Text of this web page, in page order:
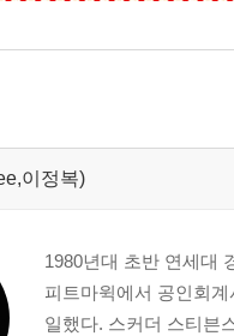
이정복)
1980년대 초반 연세대
피트마윅에서 공인회
일했다. 스커더 스티븐